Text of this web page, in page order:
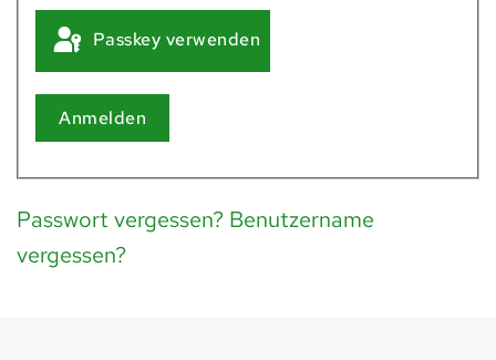
Passkey verwenden
Anmelden
Passwort vergessen? Benutzername
vergessen?